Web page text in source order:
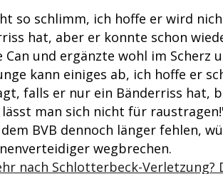
so schlimm, ich hoffe er wird
hat, aber er konnte schon
Can und ergänzte wohl im Scherz
kann einiges ab, ich hoffe er
falls er nur ein Bänderriss hat,
lässt man sich nicht für
BVB dennoch länger fehlen,
wegbrechen.
nach Schlotterbeck-Verletzung?